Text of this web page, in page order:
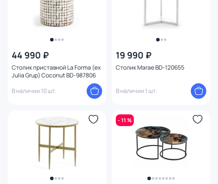
44 990 ₽
Cтолик приставной La Forma (ex
Julia Grup) Coconut BD-987806
В наличии 10 шт.
19 990 ₽
Столик Marae BD-120655
В наличии 1 шт.
- 11 %